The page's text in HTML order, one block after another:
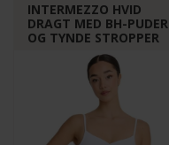
INTERMEZZO HVID
DRAGT MED BH-PUDER
OG TYNDE STROPPER